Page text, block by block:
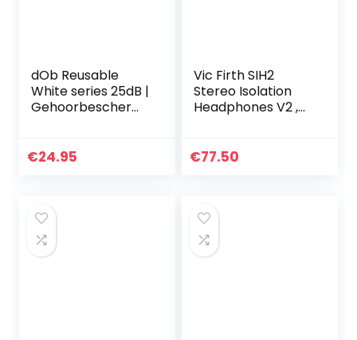
dOb Reusable
White series 25dB |
Gehoorbeschermi
Vliegen | Cabrio |
€24.95
Vic Firth SIH2
Stereo Isolation
Headphones V2 ,
€77.50